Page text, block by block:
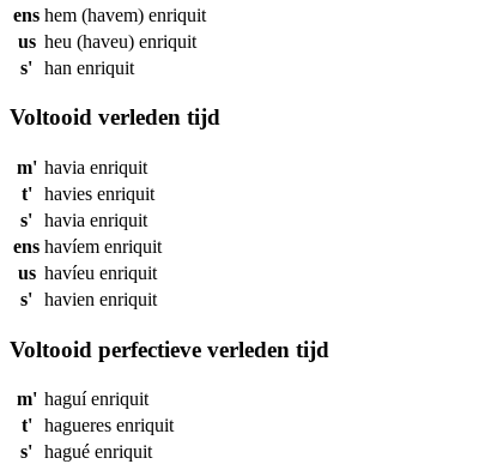
ens hem (havem) enriquit
us heu (haveu) enriquit
s' han enriquit
Voltooid verleden tijd
m' havia enriquit
t'
havies enriquit
s' havia enriquit
ens havíem enriquit
us havíeu enriquit
s' havien enriquit
Voltooid perfectieve verleden tijd
m' haguíenriquit
t'
hagueres enriquit
s' hagué enriquit